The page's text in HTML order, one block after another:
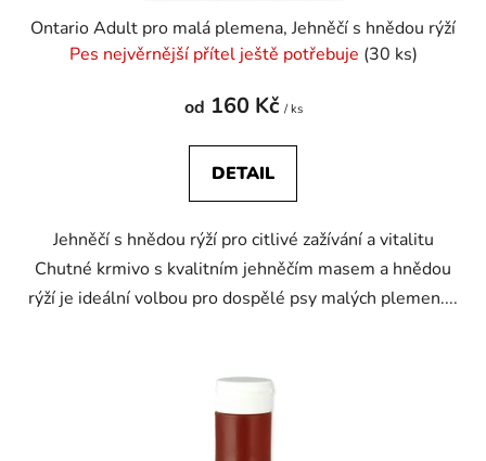
Ontario Adult pro malá plemena, Jehněčí s hnědou rýží
Pes nejvěrnější přítel ještě potřebuje (30 ks)
od 160 Kč / ks
DETAIL
Jehněčí s hnědou rýží pro citlivé zažívání a vitalitu
Chutné krmivo s kvalitním jehněčím masem a hnědou
rýží je ideální volbou pro dospělé psy malých plemen....